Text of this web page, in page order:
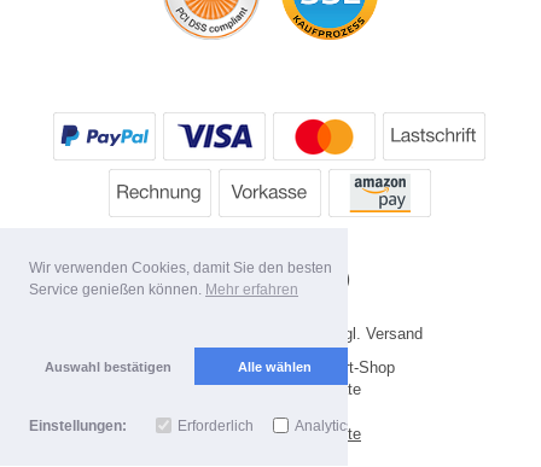
Wir verwenden Cookies, damit Sie den besten
Service genießen können. Mehr erfahren
Auswahl bestätigen Alle wählen
Einstellungen: Erforderlich Analytics
* Alle Preise inkl. MwSt. evtl. zzgl. Versand
Copyright 2026 by HP's Sport-Shop
Mobile Shop by Shopgate
Zur klassischen Webseite